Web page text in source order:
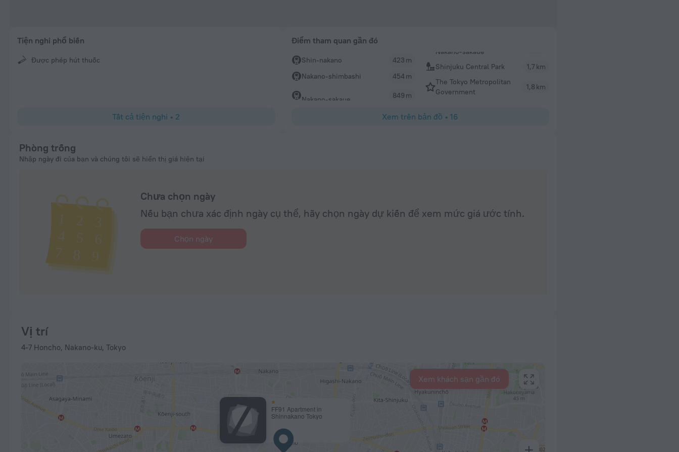
Tiện nghi phổ biến
Được phép hút thuốc
Tất cả tiện nghi • 2
Điểm tham quan gần đó
Shin-nakano
423 m
Nakano-shimbashi
454 m
Nakano-sakaue 849 m
Shinjuku Central Park
1,7 km
The Tokyo Metropolitan
Government
1,8 km
Xem trên bản đồ •16
Phòng trống
Nhập ngày đi của bạn và chúng tôi sẽ hiển thị giá hiện tại
Chưa chọn ngày
Nếu bạn chưa xác định ngày cụ thể, hãy chọn ngày dự kiến để xem mức giá ước tính.
Chọn ngày
Vị trí
4-7 Honcho, Nakano-ku, Tokyo
FF91 Apartment in
Shinnakano Tokyo
Xem khách sạn gần đó